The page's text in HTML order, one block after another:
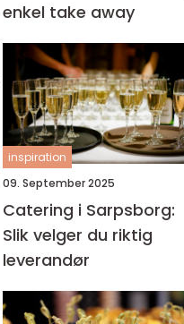
enkel take away
inspiration
09. September 2025
Catering i Sarpsborg:
Slik velger du riktig
leverandør